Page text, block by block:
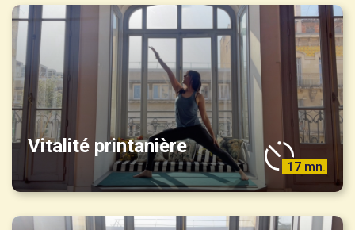
Vitalité printanière
17 mn.